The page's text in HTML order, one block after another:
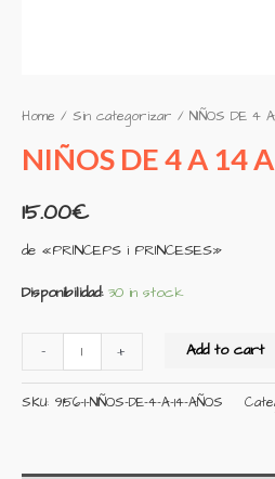
Home / Sin categorizar / NIÑOS DE 4 A
NIÑOS DE 4 A 14
15.00€
de «PRÍNCEPS i PRINCESES»
Disponibilidad: 30 in stock
- + Add to cart
SKU: 9156-1-NIÑOS-DE-4-A-14-AÑOS